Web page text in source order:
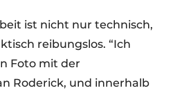
ist nicht nur technisch,
reibungslos. “Ich
Foto mit der
Roderick, und innerhalb